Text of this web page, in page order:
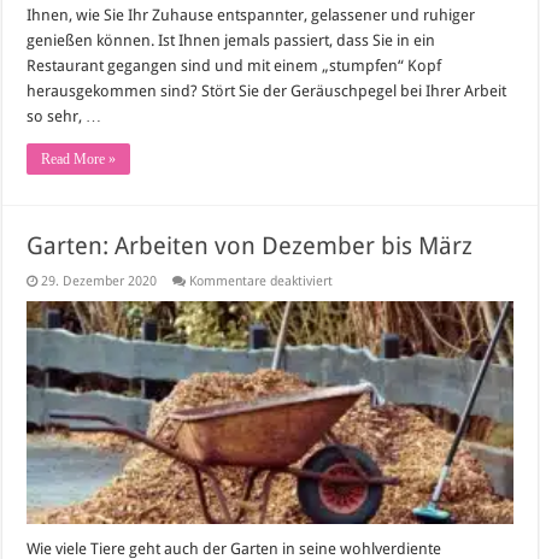
Ihnen, wie Sie Ihr Zuhause entspannter, gelassener und ruhiger
genießen können. Ist Ihnen jemals passiert, dass Sie in ein
Restaurant gegangen sind und mit einem „stumpfen“ Kopf
herausgekommen sind? Stört Sie der Geräuschpegel bei Ihrer Arbeit
so sehr, …
Read More »
Garten: Arbeiten von Dezember bis März
29. Dezember 2020 Kommentare deaktiviertfür
Arbeiten
von
Dezember
bis
März
Wie viele Tiere geht auch der Garten in seine wohlverdiente